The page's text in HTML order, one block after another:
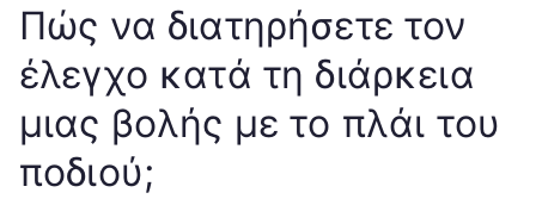
Πώς να διατηρήσετε τον
έλεγχο κατά τη διάρκεια
μιας βολής με το πλάι του
ποδιού;